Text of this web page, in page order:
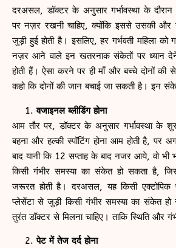
दरअसल, डॉक्टर के अनुसार गर्भावस्था के दौरान
पर नज़र रखनी चाहिए, क्योंकि इससे उसकी और
जुड़ी हुई होती है। इसलिए, हर गर्भवती महिला को
नज़र आने वाले इन खतरनाक संकेतों पर ध्यान
होती हैं। ऐसा करने पर ही माँ और बच्चे दोनों की
कहो कि दोनों की जान बचाई जा सकती है। इन
वजाइनल ब्लीडिंग होना
आम तौर पर, डॉक्टर के अनुसार गर्भावस्था के
बहना और हल्की स्पॉटिंग होना आम होती है, पर
बाद यानी कि 12 सप्ताह के बाद नजर आये, वो भी
किसी गंभीर समस्या का संकेत हो सकता है,
जरूरत होती है। दरअसल, यह किसी एक्टोपिक
प्लेसेंटा से जुड़ी किसी गंभीर समस्या का संकेत
तुरंत डॉक्टर से मिलना चाहिए। ताकि स्थिति और
पेट में तेज दर्द होना